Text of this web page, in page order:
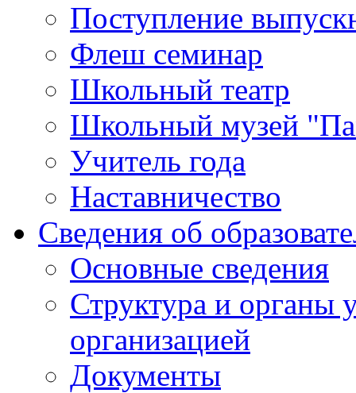
Поступление
Флеш семинар
Школьный театр
Школьный музей
Учитель года
Наставничество
Сведения об
Основные сведения
Структура и органы
организацией
Документы